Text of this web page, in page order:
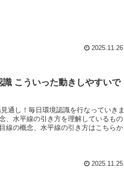
2025.11.26
識 こういった動きしやすいで
通し！毎日環境認識を行なっていきま
、水平線の引き方を理解しているもの
線の概念、水平線の引き方はこちらか
2025.11.25